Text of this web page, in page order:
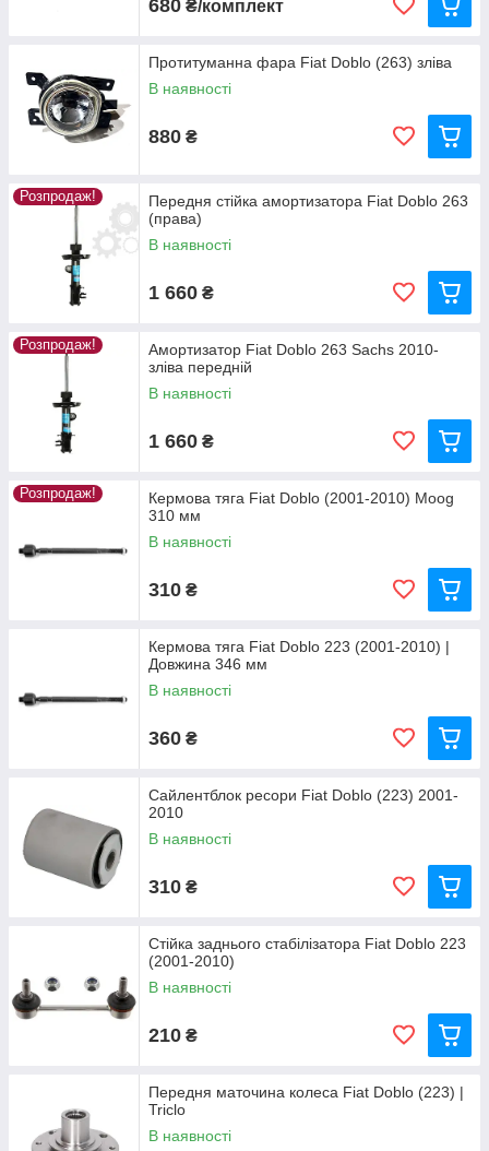
680 ₴/комплект
Протитуманна фара Fiat Doblo (263) зліва
В наявності
880 ₴
Розпродаж!
Передня стійка амортизатора Fiat Doblo 263
(права)
В наявності
1 660 ₴
Розпродаж!
Амортизатор Fiat Doblo 263 Sachs 2010-
зліва передній
В наявності
1 660 ₴
Розпродаж!
Кермова тяга Fiat Doblo (2001-2010) Moog
310 мм
В наявності
310 ₴
Кермова тяга Fiat Doblo 223 (2001-2010) |
Довжина 346 мм
В наявності
360 ₴
Сайлентблок ресори Fiat Doblo (223) 2001-
2010
В наявності
310 ₴
Стійка заднього стабілізатора Fiat Doblo 223
(2001-2010)
В наявності
210 ₴
Передня маточина колеса Fiat Doblo (223) |
Triclo
В наявності